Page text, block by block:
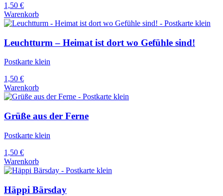
1,50 €
Warenkorb
Leuchtturm – Heimat ist dort wo Gefühle sind!
Postkarte klein
1,50 €
Warenkorb
Grüße aus der Ferne
Postkarte klein
1,50 €
Warenkorb
Häppi Bärsday